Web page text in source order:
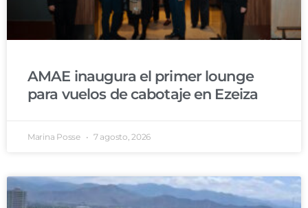
AMAE inaugura el primer lounge
para vuelos de cabotaje en Ezeiza
Marina Posse 7 agosto, 2026